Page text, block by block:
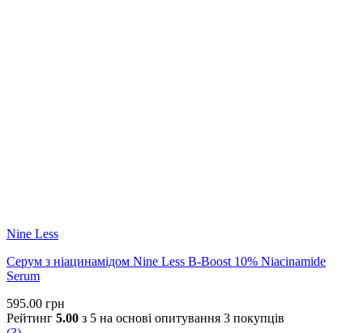
Nine Less
Серум з ніацинамідом Nine Less B-Boost 10% Niacinamide
Serum
595.00 грн
Рейтинг 5.00 з 5 на основі опитування 3 покупців